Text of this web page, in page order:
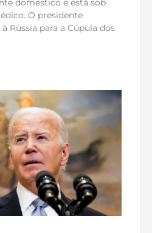
doméstico e está sob
O presidente
Rússia para a Cúpula dos